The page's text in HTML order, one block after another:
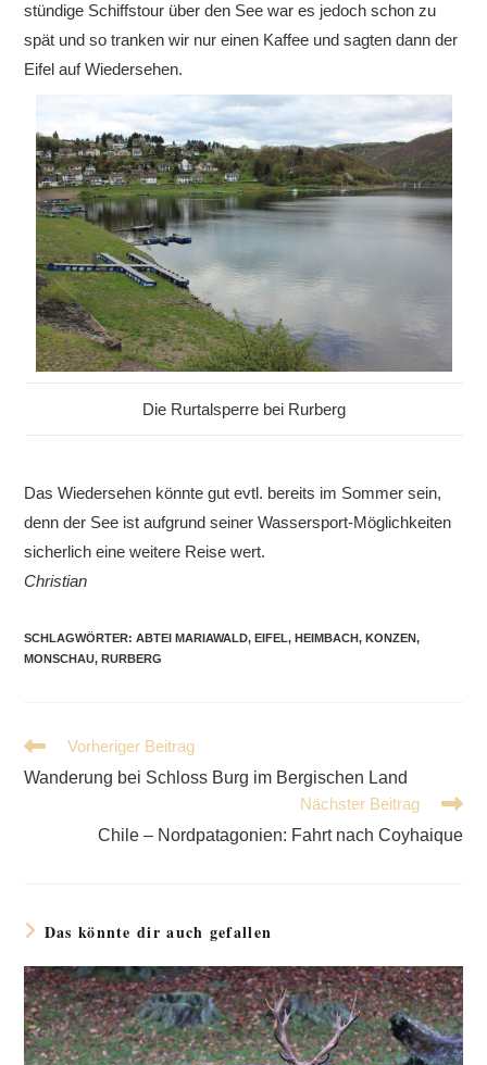
stündige Schiffstour über den See war es jedoch schon zu
spät und so tranken wir nur einen Kaffee und sagten dann der
Eifel auf Wiedersehen.
Die Rurtalsperre bei Rurberg
Das Wiedersehen könnte gut evtl. bereits im Sommer sein,
denn der See ist aufgrund seiner Wassersport-Möglichkeiten
sicherlich eine weitere Reise wert.
Christian
SCHLAGWÖRTER:ABTEI MARIAWALD, EIFEL, HEIMBACH, KONZEN,
MONSCHAU, RURBERG
Weitere
Artikel
ansehen
Vorheriger Beitrag
Wanderung bei Schloss Burg im Bergischen Land
Nächster Beitrag
Chile – Nordpatagonien: Fahrt nach Coyhaique
Das könnte dir auch gefallen